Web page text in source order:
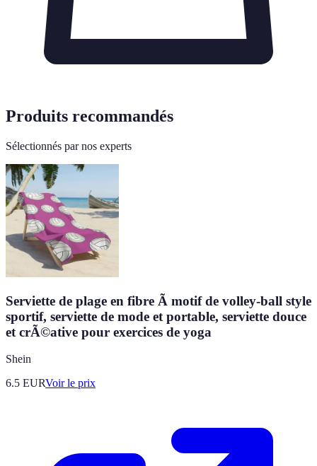
Produits recommandés
Sélectionnés par nos experts
Serviette de plage en fibre Ã motif de volley-ball style
sportif, serviette de mode et portable, serviette douce
et crÃ©ative pour exercices de yoga
Shein
6.5 EURVoir le prix